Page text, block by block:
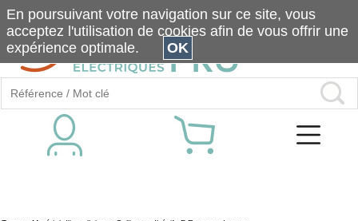
En poursuivant votre navigation sur ce site, vous
acceptez l'utilisation de cookies afin de vous offrir une
expérience optimale.
OK